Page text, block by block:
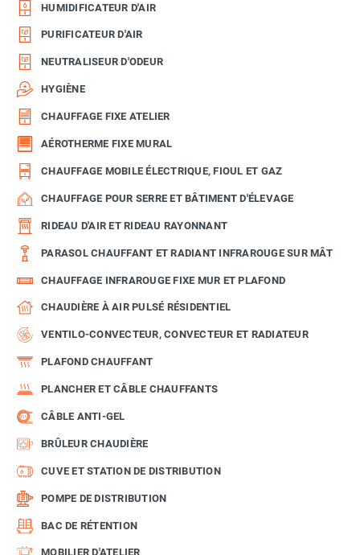
HUMIDIFICATEUR D'AIR
PURIFICATEUR D'AIR
NEUTRALISEUR D'ODEUR
HYGIÈNE
CHAUFFAGE FIXE ATELIER
AÉROTHERME FIXE MURAL
CHAUFFAGE MOBILE ÉLECTRIQUE, FIOUL ET GAZ
CHAUFFAGE POUR SERRE ET BÂTIMENT D'ÉLEVAGE
RIDEAU D'AIR ET RIDEAU RAYONNANT
PARASOL CHAUFFANT ET RADIANT INFRAROUGE SUR MÂT
CHAUFFAGE INFRAROUGE FIXE MUR ET PLAFOND
CHAUDIÈRE À AIR PULSÉ RÉSIDENTIEL
VENTILO-CONVECTEUR, CONVECTEUR ET RADIATEUR
PLAFOND CHAUFFANT
PLANCHER ET CÂBLE CHAUFFANTS
CÂBLE ANTI-GEL
BRÛLEUR CHAUDIÈRE
CUVE ET STATION DE DISTRIBUTION
POMPE DE DISTRIBUTION
BAC DE RÉTENTION
MOBILIER D'ATELIER